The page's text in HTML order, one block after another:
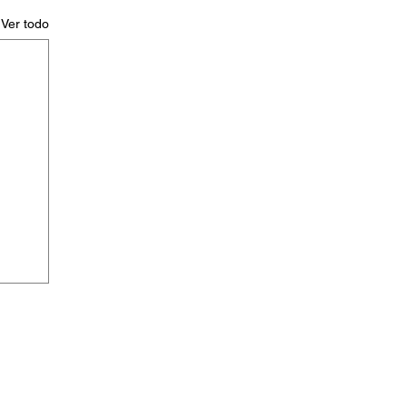
Ver todo